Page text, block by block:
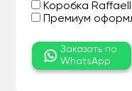
Коробка
Премиум
Заказать по
WhatsApp